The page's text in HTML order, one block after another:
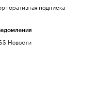
подписка
Новости